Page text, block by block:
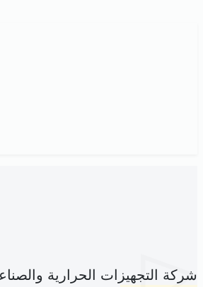
شركة التجهيزات الحرارية